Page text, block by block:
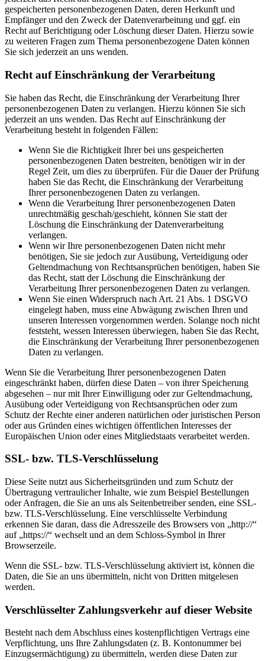
gespeicherten personenbezogenen Daten, deren Herkunft und
Empfänger und den Zweck der Datenverarbeitung und ggf. ein
Recht auf Berichtigung oder Löschung dieser Daten. Hierzu sowie
zu weiteren Fragen zum Thema personenbezogene Daten können
Sie sich jederzeit an uns wenden.
Recht auf Einschränkung der Verarbeitung
Sie haben das Recht, die Einschränkung der Verarbeitung Ihrer
personenbezogenen Daten zu verlangen. Hierzu können Sie sich
jederzeit an uns wenden. Das Recht auf Einschränkung der
Verarbeitung besteht in folgenden Fällen:
Wenn Sie die Richtigkeit Ihrer bei uns gespeicherten
personenbezogenen Daten bestreiten, benötigen wir in der
Regel Zeit, um dies zu überprüfen. Für die Dauer der Prüfung
haben Sie das Recht, die Einschränkung der Verarbeitung
Ihrer personenbezogenen Daten zu verlangen.
Wenn die Verarbeitung Ihrer personenbezogenen Daten
unrechtmäßig geschah/geschieht, können Sie statt der
Löschung die Einschränkung der Datenverarbeitung
verlangen.
Wenn wir Ihre personenbezogenen Daten nicht mehr
benötigen, Sie sie jedoch zur Ausübung, Verteidigung oder
Geltendmachung von Rechtsansprüchen benötigen, haben Sie
das Recht, statt der Löschung die Einschränkung der
Verarbeitung Ihrer personenbezogenen Daten zu verlangen.
Wenn Sie einen Widerspruch nach Art. 21 Abs. 1 DSGVO
eingelegt haben, muss eine Abwägung zwischen Ihren und
unseren Interessen vorgenommen werden. Solange noch nicht
feststeht, wessen Interessen überwiegen, haben Sie das Recht,
die Einschränkung der Verarbeitung Ihrer personenbezogenen
Daten zu verlangen.
Wenn Sie die Verarbeitung Ihrer personenbezogenen Daten
eingeschränkt haben, dürfen diese Daten – von ihrer Speicherung
abgesehen – nur mit Ihrer Einwilligung oder zur Geltendmachung,
Ausübung oder Verteidigung von Rechtsansprüchen oder zum
Schutz der Rechte einer anderen natürlichen oder juristischen Person
oder aus Gründen eines wichtigen öffentlichen Interesses der
Europäischen Union oder eines Mitgliedstaats verarbeitet werden.
SSL- bzw. TLS-Verschlüsselung
Diese Seite nutzt aus Sicherheitsgründen und zum Schutz der
Übertragung vertraulicher Inhalte, wie zum Beispiel Bestellungen
oder Anfragen, die Sie an uns als Seitenbetreiber senden, eine SSL-
bzw. TLS-Verschlüsselung. Eine verschlüsselte Verbindung
erkennen Sie daran, dass die Adresszeile des Browsers von „http://“
auf „https://“ wechselt und an dem Schloss-Symbol in Ihrer
Browserzeile.
Wenn die SSL- bzw. TLS-Verschlüsselung aktiviert ist, können die
Daten, die Sie an uns übermitteln, nicht von Dritten mitgelesen
werden.
Verschlüsselter Zahlungsverkehr auf dieser Website
Besteht nach dem Abschluss eines kostenpflichtigen Vertrags eine
Verpflichtung, uns Ihre Zahlungsdaten (z. B. Kontonummer bei
Einzugsermächtigung) zu übermitteln, werden diese Daten zur